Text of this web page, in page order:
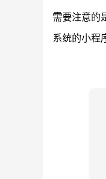
需要注意的
系统的小程